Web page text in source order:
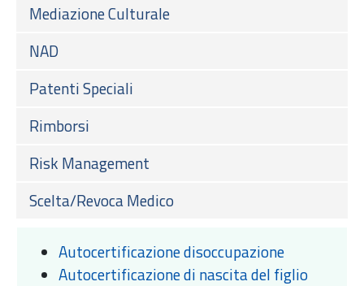
Mediazione Culturale
NAD
Patenti Speciali
Rimborsi
Risk Management
Scelta/Revoca Medico
Autocertificazione disoccupazione
Autocertificazione di nascita del figlio